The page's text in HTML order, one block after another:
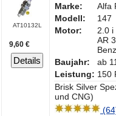
AT10132L
9,60 €
Details
Marke:
Alfa
Modell:
147
Motor:
2.0 i
AR
Baujahr:
ab
Leistung: 150
Brisk Silver
und CNG)